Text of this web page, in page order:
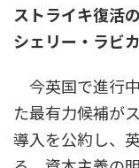
ストライキ復活
シェリー・ラビカ
今英国で進行
た最有力候補が
導入を公約し、